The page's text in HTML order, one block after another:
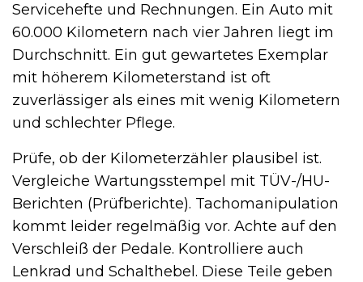
Servicehefte und Rechnungen. Ein Auto mit
60.000 Kilometern nach vier Jahren liegt im
Durchschnitt. Ein gut gewartetes Exemplar
mit höherem Kilometerstand ist oft
zuverlässiger als eines mit wenig Kilometern
und schlechter Pflege.
Prüfe, ob der Kilometerzähler plausibel ist.
Vergleiche Wartungsstempel mit TÜV-/HU-
Berichten (Prüfberichte). Tachomanipulation
kommt leider regelmäßig vor. Achte auf den
Verschleiß der Pedale. Kontrolliere auch
Lenkrad und Schalthebel. Diese Teile geben